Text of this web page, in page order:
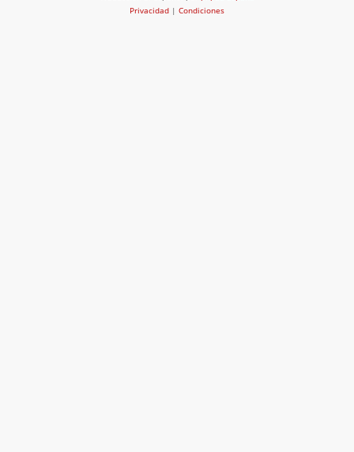
Privacidad | Condiciones